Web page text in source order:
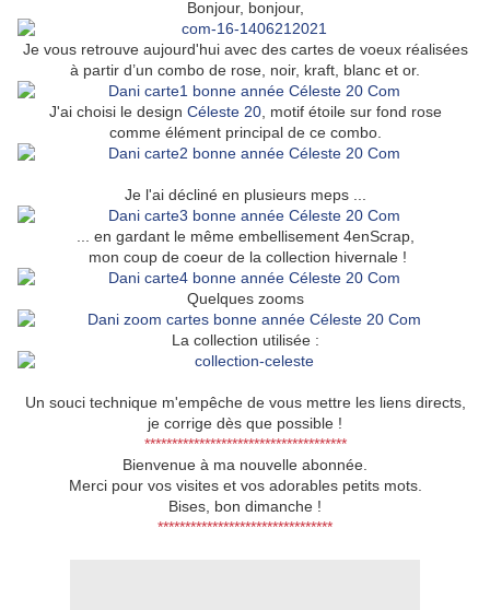
Bonjour, bonjour,
Je vous retrouve aujourd'hui avec des cartes de voeux réalisées
à partir d’un combo de rose, noir, kraft, blanc et or.
J'ai choisi le design Céleste 20, motif étoile sur fond rose
comme élément principal de ce combo.
Je l'ai décliné en plusieurs meps ...
... en gardant le même embellisement 4enScrap,
mon coup de coeur de la collection hivernale !
Quelques zooms
La collection utilisée :
Un souci technique m'empêche de vous mettre les liens directs,
je corrige dès que possible !
*************************************
Bienvenue à ma nouvelle abonnée.
Merci pour vos visites et vos adorables petits mots.
Bises, bon dimanche !
********************************